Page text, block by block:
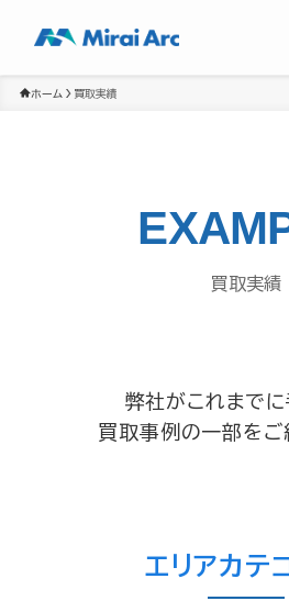
ホーム 買取実績
買取実績
弊社がこれまで
買取事例の一部をご
エリアカテ